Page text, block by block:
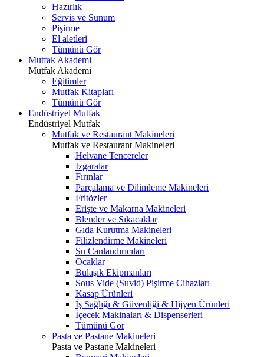
Hazırlık
Servis ve Sunum
Pişirme
El aletleri
Tümünü Gör
Mutfak Akademi
Mutfak Akademi
Eğitimler
Mutfak Kitapları
Tümünü Gör
Endüstriyel Mutfak
Endüstriyel Mutfak
Mutfak ve Restaurant Makineleri
Mutfak ve Restaurant Makineleri
Helvane Tencereler
Izgaralar
Fırınlar
Parçalama ve Dilimleme Makineleri
Fritözler
Erişte ve Makarna Makineleri
Blender ve Sıkacaklar
Gıda Kurutma Makineleri
Filizlendirme Makineleri
Su Canlandırıcıları
Ocaklar
Bulaşık Ekipmanları
Sous Vide (Suvid) Pişirme Cihazları
Kasap Ürünleri
İş Sağlığı & Güvenliği & Hijyen Ürünleri
İçecek Makinaları & Dispenserleri
Tümünü Gör
Pasta ve Pastane Makineleri
Pasta ve Pastane Makineleri